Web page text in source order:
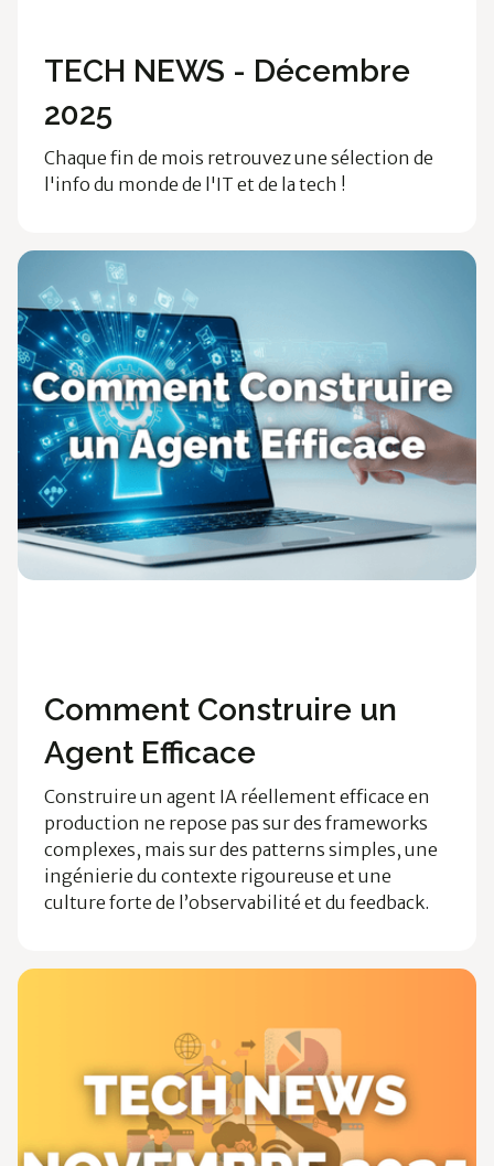
TECH NEWS - Décembre
2025
Chaque fin de mois retrouvez une sélection de
l'info du monde de l'IT et de la tech !
Comment Construire un
Agent Efficace
Construire un agent IA réellement efficace en
production ne repose pas sur des frameworks
complexes, mais sur des patterns simples, une
ingénierie du contexte rigoureuse et une
culture forte de l’observabilité et du feedback.